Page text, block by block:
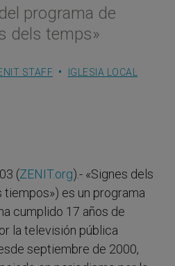
programa de
dels temps»
STAFF IGLESIA LOCAL
(ZENIT.org).- «Signes dels
tiempos») es un programa
cumplido 17 años de
la televisión pública
septiembre de 2000,